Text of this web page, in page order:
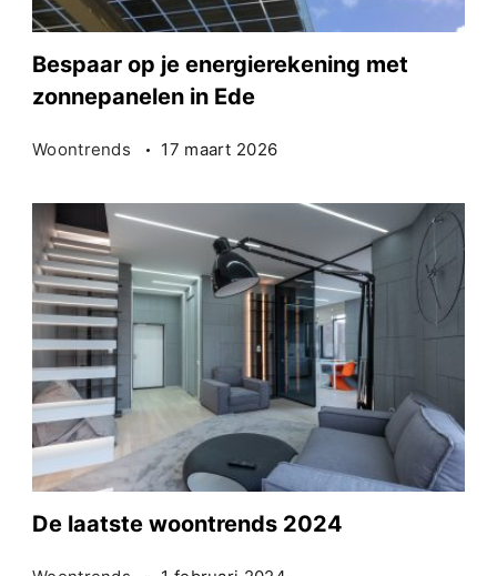
Bespaar op je energierekening met
zonnepanelen in Ede
Woontrends 17 maart 2026
De laatste woontrends 2024